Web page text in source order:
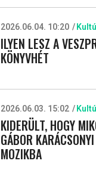
2026.06.04. 10:20
ILYEN LESZ A
KÖNYVHÉT
2026.06.03. 15:02
KIDERÜLT, HOGY
GÁBOR
MOZIKBA